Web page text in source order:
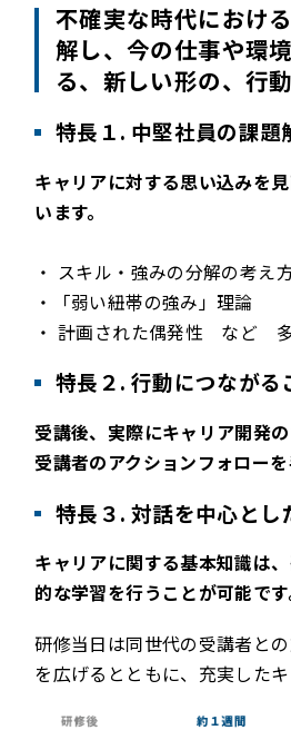
不確実な時代におけ
解し、今の仕事や環
る、新しい形の、行
特長１. 中堅社員の課
キャリアに対する思い込みを
います。
・ スキル・強みの分解の考え
・「弱い紐帯の強み」理論
・ 計画された偶発性 など
特長２. 行動につながる
受講後、実際にキャリア開発
受講者のアクションフォロー
特長３. 対話を中心とし
キャリアに関する基本知識は
的な学習を行うことが可能です
研修当日は同世代の受講者と
を広げるとともに、充実した